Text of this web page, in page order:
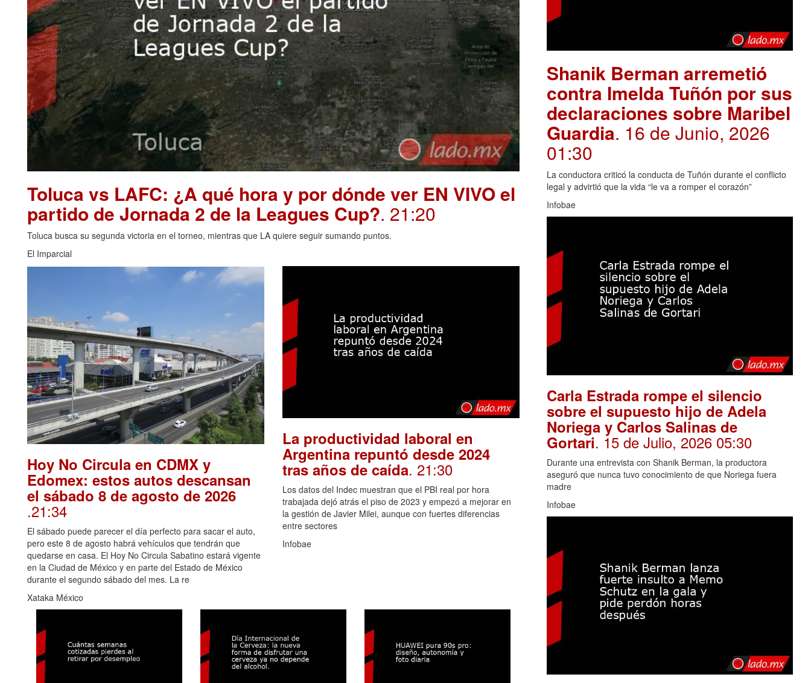
Toluca vs LAFC: ¿A qué hora y por dónde ver EN VIVO el
partido de Jornada 2 de la Leagues Cup?. 21:20
Toluca busca su segunda victoria en el torneo, mientras que LA quiere seguir sumando puntos.
El Imparcial
Hoy No Circula en CDMX y
Edomex: estos autos descansan
el sábado 8 de agosto de 2026
.21:34
El sábado puede parecer el día perfecto para sacar el auto,
pero este 8 de agosto habrá vehículos que tendrán que
quedarse en casa. El Hoy No Circula Sabatino estará vigente
en la Ciudad de México y en parte del Estado de México
durante el segundo sábado del mes. La re
Xataka México
La productividad laboral en
Argentina repuntó desde 2024
tras años de caída. 21:30
Los datos del Indec muestran que el PBI real por hora
trabajada dejó atrás el piso de 2023 y empezó a mejorar en
la gestión de Javier Milei, aunque con fuertes diferencias
entre sectores
Infobae
Shanik Berman arremetió
contra Imelda Tuñón por sus
declaraciones sobre Maribel
Guardia. 16 de Junio, 2026
01:30
La conductora criticó la conducta de Tuñón durante el conflicto
legal y advirtió que la vida “le va a romper el corazón”
Infobae
Carla Estrada rompe el silencio
sobre el supuesto hijo de Adela
Noriega y Carlos Salinas de
Gortari. 15 de Julio, 2026 05:30
Durante una entrevista con Shanik Berman, la productora
aseguró que nunca tuvo conocimiento de que Noriega fuera
madre
Infobae